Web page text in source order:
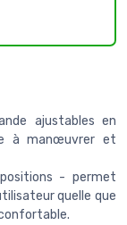
ajustables en
à manœuvrer et
- permet
quelle que